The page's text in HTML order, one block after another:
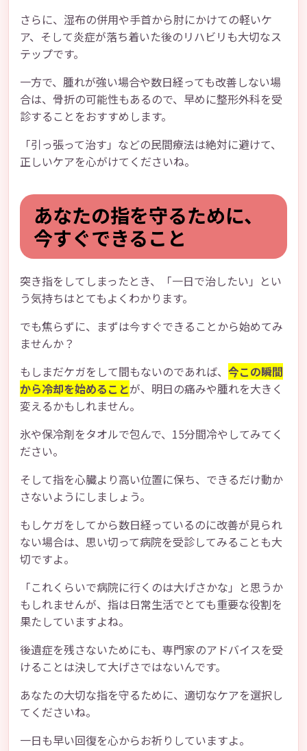
さらに、湿布の併用や手首から肘にかけての軽いケ
ア、そして炎症が落ち着いた後のリハビリも大切なス
テップです。
一方で、腫れが強い場合や数日経っても改善しない場
合は、骨折の可能性もあるので、早めに整形外科を受
診することをおすすめします。
「引っ張って治す」などの民間療法は絶対に避けて、
正しいケアを心がけてくださいね。
あなたの指を守るために、
今すぐできること
突き指をしてしまったとき、「一日で治したい」とい
う気持ちはとてもよくわかります。
でも焦らずに、まずは今すぐできることから始めてみ
ませんか？
もしまだケガをして間もないのであれば、 今この瞬間
から冷却を始めることが、明日の痛みや腫れを大きく
変えるかもしれません。
氷や保冷剤をタオルで包んで、15分間冷やしてみてく
ださい。
そして指を心臓より高い位置に保ち、できるだけ動か
さないようにしましょう。
もしケガをしてから数日経っているのに改善が見られ
ない場合は、思い切って病院を受診してみることも大
切ですよ。
「これくらいで病院に行くのは大げさかな」と思うか
もしれませんが、指は日常生活でとても重要な役割を
果たしていますよね。
後遺症を残さないためにも、専門家のアドバイスを受
けることは決して大げさではないんです。
あなたの大切な指を守るために、適切なケアを選択し
てくださいね。
一日も早い回復を心からお祈りしていますよ。